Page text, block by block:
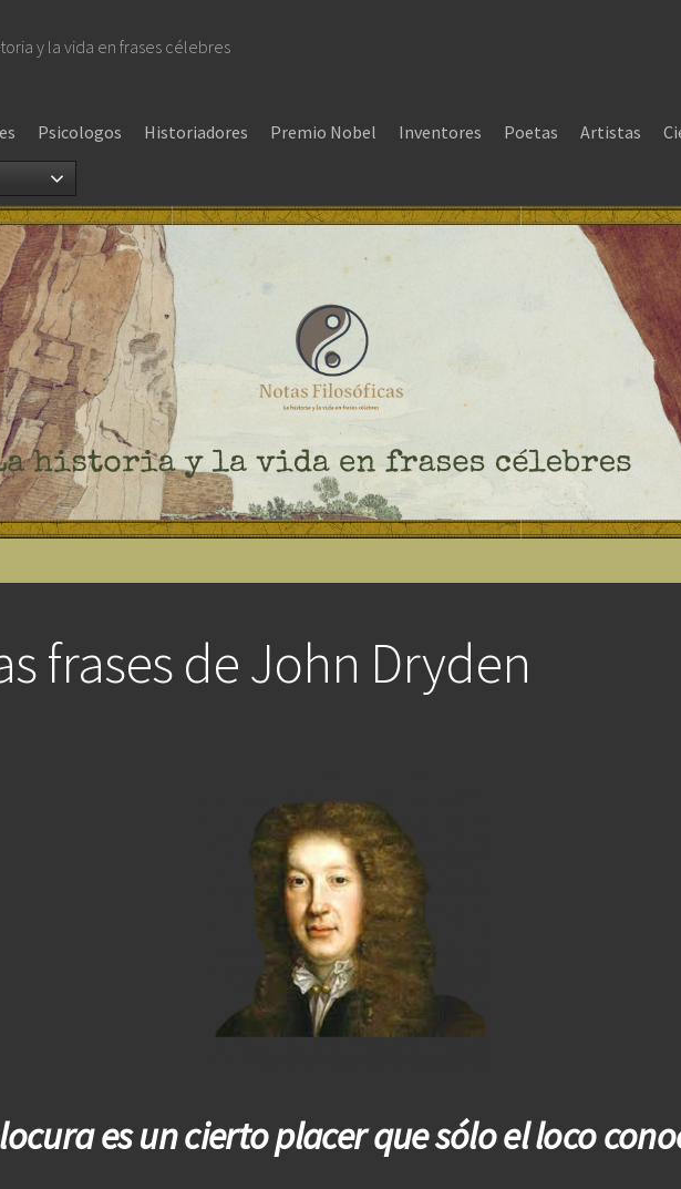
y la vida en frases célebres
Psicologos Historiadores Premio Nobel Inventores Poetas Artistas
frases de John Dryden
es un cierto placer que sólo el loco